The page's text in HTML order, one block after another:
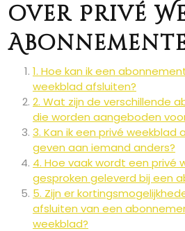
over Privé
1. Hoe kan ik een
weekblad afsluiten?
2. Wat zijn de verschillende
die worden aangeboden
3. Kan ik een privé
geven aan iemand anders?
4. Hoe vaak wordt een privé
gesproken geleverd bij een
5. Zijn er
afsluiten van een
weekblad?